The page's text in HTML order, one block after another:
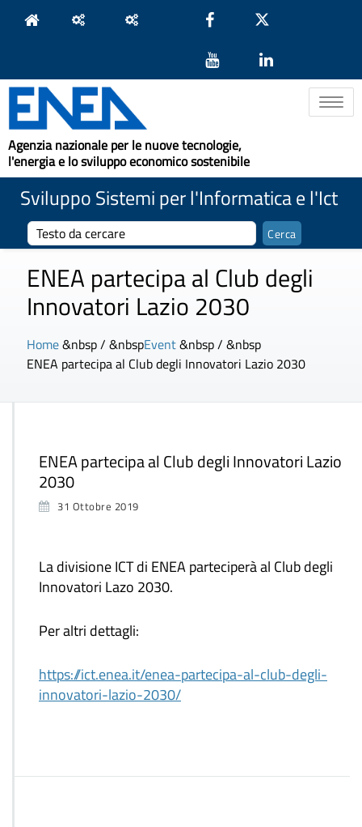
Toggle
Agenzia nazionale per le nuove tecnologie,
l'energia e lo sviluppo economico sostenibile
Sviluppo Sistemi per l'Informatica e l'Ict
ENEA partecipa al Club degli
Innovatori Lazio 2030
Home&nbsp / &nbspEvent&nbsp / &nbsp
ENEA partecipa al Club degli Innovatori Lazio 2030
ENEA partecipa al Club degli Innovatori Lazio
2030
31 Ottobre 2019
La divisione ICT di ENEA parteciperà al Club degli
Innovatori Lazo 2030.
Per altri dettagli:
https://ict.enea.it/enea-partecipa-al-club-degli-
innovatori-lazio-2030/